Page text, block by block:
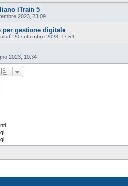
iTrain 5
2023, 23:09
per gestione digitale
20 settembre 2023, 17:54
2023, 10:34